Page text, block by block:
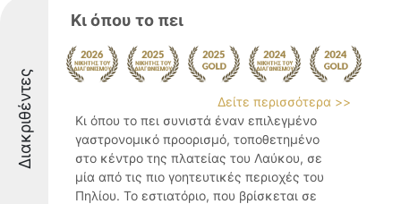
Διακριθέντες
Κι όπου το πει
Δείτε περισσότερα >>
Κι όπου το πει συνιστά έναν επιλεγμένο
γαστρονομικό προορισμό, τοποθετημένο
στο κέντρο της πλατείας του Λαύκου, σε
μία από τις πιο γοητευτικές περιοχές του
Πηλίου. Το εστιατόριο, που βρίσκεται σε